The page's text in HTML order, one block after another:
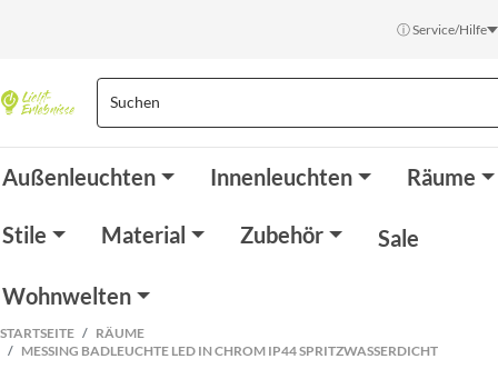
ⓘ Service/Hilfe
Außenleuchten Innenleuchten Räume
Stile Material Zubehör Sale
Wohnwelten
STARTSEITE
RÄUME
MESSING BADLEUCHTE LED IN CHROM IP44 SPRITZWASSERDICHT